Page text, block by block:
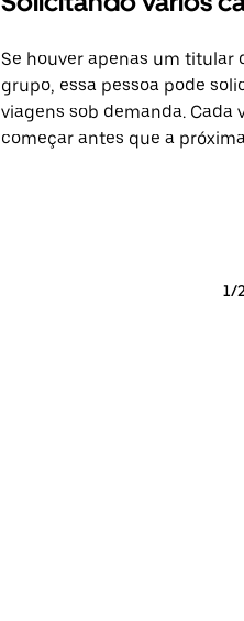
Se houver apenas um titular
grupo, essa pessoa pode
viagens sob demanda. Cada
começar antes que a
1/2